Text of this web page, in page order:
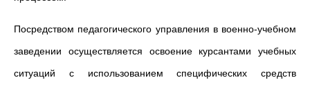
Посредством педагогического управления в военно-учебном
заведении осуществляется освоение курсантами учебных
ситуаций с использованием специфических средств